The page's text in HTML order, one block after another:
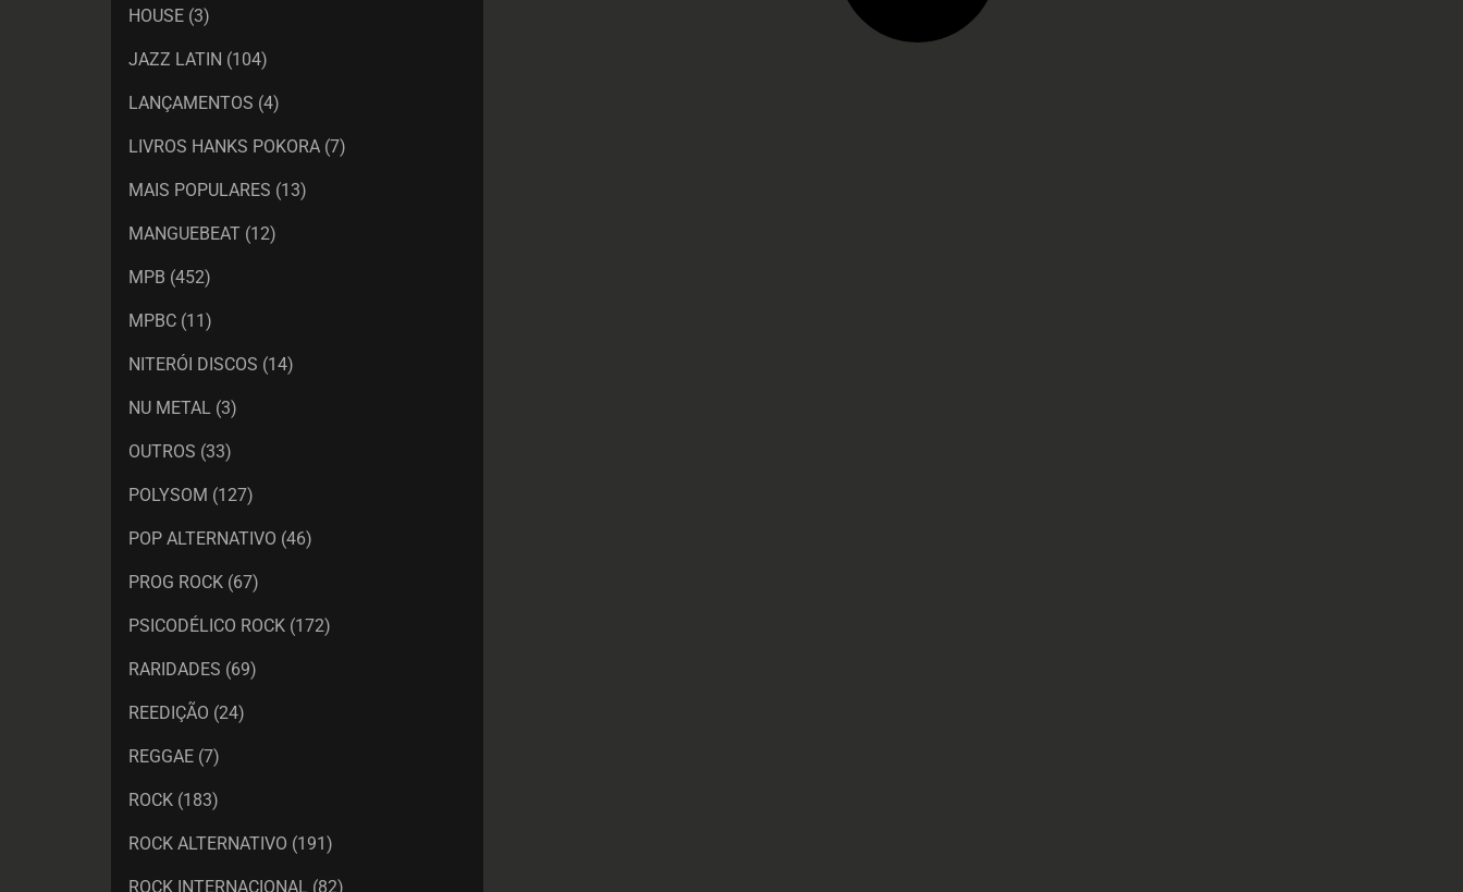
HOUSE (3)
JAZZ LATIN (104)
LANÇAMENTOS (4)
LIVROS HANKS POKORA (7)
MAIS POPULARES (13)
MANGUEBEAT (12)
MPB (452)
MPBC (11)
NITERÓI DISCOS (14)
NU METAL (3)
OUTROS (33)
POLYSOM (127)
POP ALTERNATIVO (46)
PROG ROCK (67)
PSICODÉLICO ROCK (172)
RARIDADES (69)
REEDIÇÃO (24)
REGGAE (7)
ROCK (183)
ROCK ALTERNATIVO (191)
ROCK INTERNACIONAL (82)